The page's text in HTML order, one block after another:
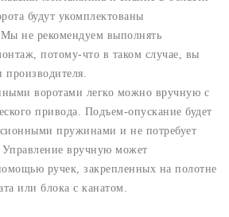
будут укомплектованы
не рекомендуем выполнять
потому-что в таком случае, вы
производителя.
воротами легко можно вручную с
привода. Подъем-опускание будет
пружинами и не потребует
вручную может
ручек, закрепленных на полотне
или блока с канатом.